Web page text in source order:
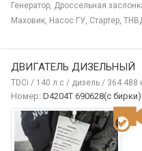
Генератор, Дроссельная
Маховик, Насос ГУ, Стартер,
ДВИГАТЕЛЬ ДИЗЕЛЬНЫЙ
TDCi / 140 л.с / дизель / 364 488
Номер: D4204T 690628(c